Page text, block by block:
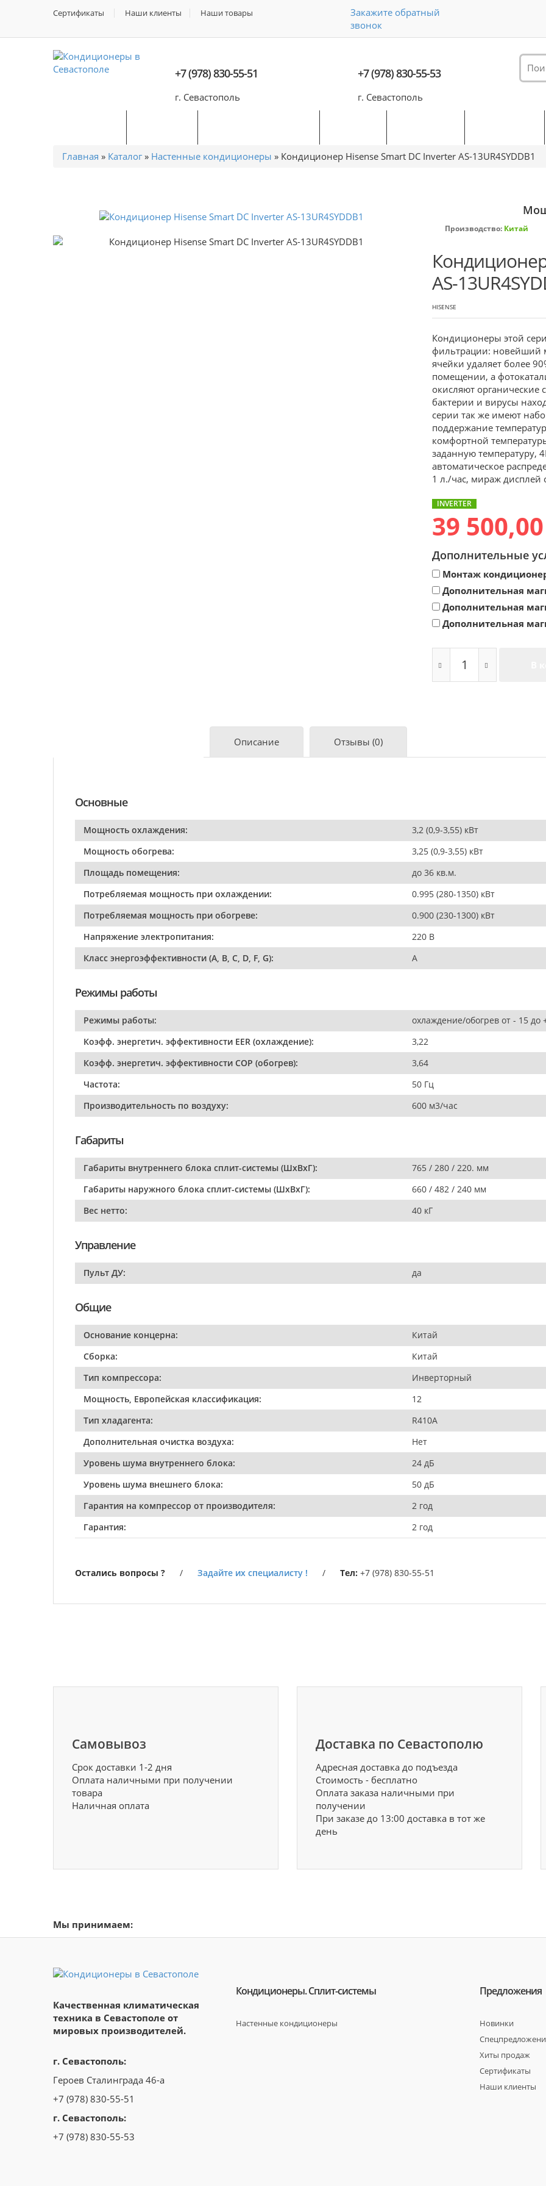
Сертификаты Наши клиенты Наши товары
Закажите обратный
звонок
+7 (978) 830-55-51
г. Севастополь
+7 (978) 830-55-53
г. Севастополь
Главная » Каталог » Настенные кондиционеры » Кондиционер Hisense Smart DC Inverter AS-13UR4SYDDB1
Производство: Китай
AS-
HISENSE
Кондиционеры этой
фильтрации: новейший
ячейки удаляет более
помещении, а
окисляют органические
бактерии и вирусы
серии так же имеют
поддержание
комфортной
заданную температуру,
автоматическое
1 л./час, мираж дисплей
INVERTER
39 500,00
Дополнительные
Монтаж
Дополнительная
Дополнительная
Дополнительная
Описание Отзывы (0)
Основные
Мощность охлаждения:
3,2 (0,9-3,55) кВт
Мощность обогрева:
3,25 (0,9-3,55) кВт
Площадь помещения:
до 36 кв.м.
Потребляемая мощность при охлаждении:
0.995 (280-1350) кВт
Потребляемая мощность при обогреве:
0.900 (230-1300) кВт
Напряжение электропитания:
220 В
Класс энергоэффективности (A, B, C, D, F, G):
A
Режимы работы
Режимы работы:
охлаждение/обогрев от - 15 до
Коэфф. энергетич. эффективности EER (охлаждение):
3,22
Коэфф. энергетич. эффективности COP (обогрев):
3,64
Частота:
50 Гц
Производительность по воздуху:
600 м3/час
Габариты
Габариты внутреннего блока сплит-системы (ШxВxГ):
765 / 280 / 220. мм
Габариты наружного блока сплит-системы (ШxВxГ):
660 / 482 / 240 мм
Вес нетто:
40 кГ
Управление
Пульт ДУ: да
Общие
Основание концерна:
Китай
Сборка:
Китай
Тип компрессора:
Инверторный
Мощность, Европейская классификация:
12
Тип хладагента:
R410A
Дополнительная очистка воздуха:
Нет
Уровень шума внутреннего блока:
24 дБ
Уровень шума внешнего блока:
50 дБ
Гарантия на компрессор от производителя:
2 год
Гарантия:
2 год
Остались вопросы ? / Задайте их специалисту ! / Тел: +7 (978) 830-55-51
Самовывоз
Срок доставки 1-2 дня
Оплата наличными при получении
товара
Наличная оплата
Доставка по Севастополю
Адресная доставка до подъезда
Стоимость - бесплатно
Оплата заказа наличными при
получении
При заказе до 13:00 доставка в тот же
день
Мы принимаем:
Качественная климатическая
техника в Севастополе от
мировых производителей.
г. Севастополь:
Героев Сталинграда 46-а
+7 (978) 830-55-51
г. Севастополь:
+7 (978) 830-55-53
Кондиционеры. Сплит-системы
Настенные кондиционеры
Предложения
Новинки
Хиты продаж
Сертификаты
Наши клиенты